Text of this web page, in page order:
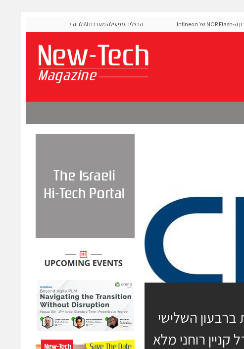
MediaTek אישרה את זיכרון ה-NOR Flash של Infineon
הרצליה מפעילה מערכת AI לניהול אדפטיבי של רמזורים
ל-90% מההכנסות ברבעון השלישי
רוחני מלא